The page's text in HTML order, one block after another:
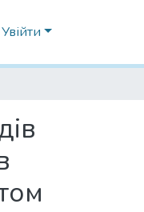
Увійти